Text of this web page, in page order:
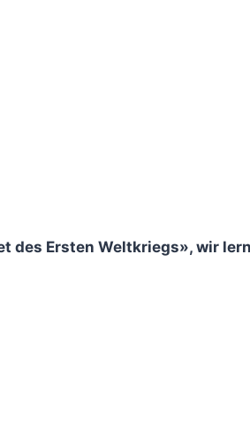
des Ersten Weltkriegs», wir